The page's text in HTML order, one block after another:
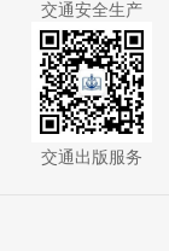
交通安全生产
交通出版服务